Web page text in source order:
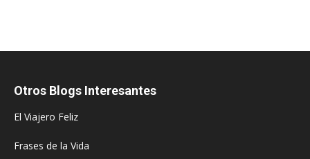
Otros Blogs Interesantes
El Viajero Feliz
Frases de la Vida